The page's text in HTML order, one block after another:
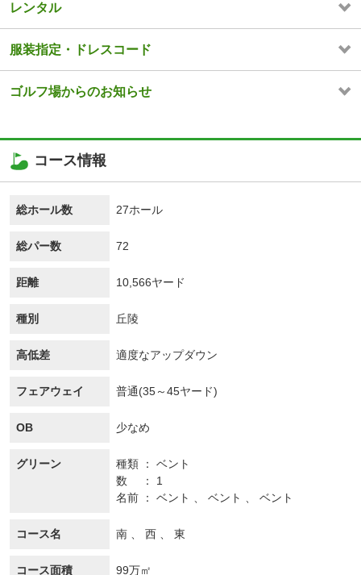
レンタル
服装指定・ドレスコード
ゴルフ場からのお知らせ
コース情報
総ホール数 27ホール
総パー数 72
距離 10,566ヤード
種別 丘陵
高低差 適度なアップダウン
フェアウェイ 普通(35～45ヤード)
OB 少なめ
グリーン 種類
ベント
数
1
名前
ベント 、 ベント 、 ベント
コース名 南 、 西 、 東
コース面積 99万㎡